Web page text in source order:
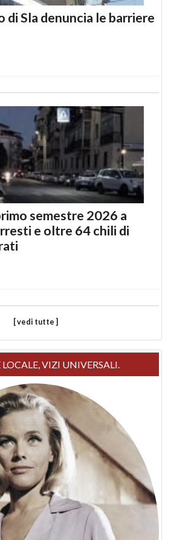
di Sla denuncia le barriere
semestre 2026 a
e oltre 64 chili di
[ vedi tutte ]
VIZI UNIVERSALI.